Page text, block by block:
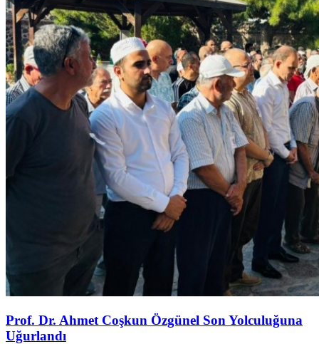
Prof. Dr. Ahmet Coşkun Özgünel Son Yolculuğuna
Uğurlandı